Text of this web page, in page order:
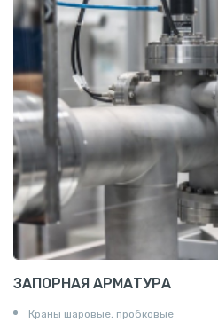
Алюминиевая плита
Z профиль алюминиевый
Т профиль алюминиевый
Пруток квадратный алюминиевый
Полоса алюминиевая
Пруток шестигранный алюминиевый
ЗАПОРНАЯ АРМАТУРА
Краны шаровые, пробковые